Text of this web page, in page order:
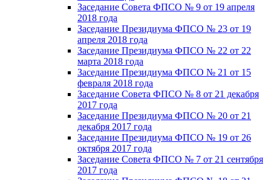
Заседание Совета ФПСО № 9 от 19 апреля
2018 года
Заседание Президиума ФПСО № 23 от 19
апреля 2018 года
Заседание Президиума ФПСО № 22 от 22
марта 2018 года
Заседание Президиума ФПСО № 21 от 15
февраля 2018 года
Заседание Совета ФПСО № 8 от 21 декабря
2017 года
Заседание Президиума ФПСО № 20 от 21
декабря 2017 года
Заседание Президиума ФПСО № 19 от 26
октября 2017 года
Заседание Совета ФПСО № 7 от 21 сентября
2017 года